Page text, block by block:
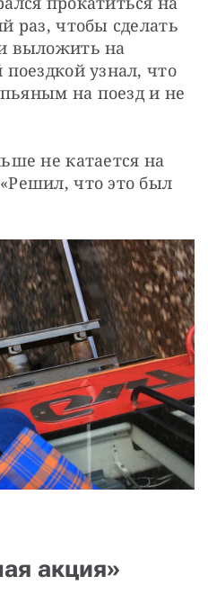
раз, чтобы сделать
выложить на
узнал, что
пьяным на поезд и не
не катается на
что это был
акция»